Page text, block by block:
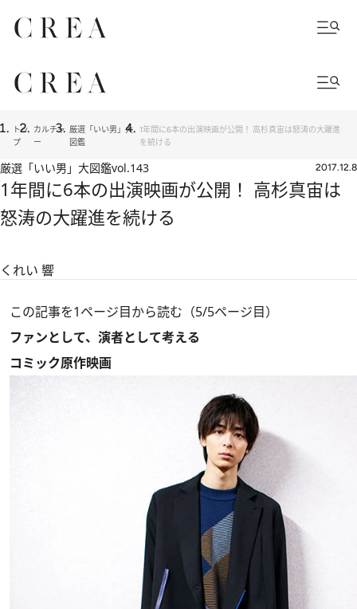
トッ
プ
カルチャ
ー
厳選「いい男」大
図鑑
1年間に6本の出演映画が公開！ 高杉真宙は怒涛の大躍進
を続ける
厳選「いい男」大図鑑vol.143 2017.12.8
1年間に6本の出演映画が公開！ 高杉真宙は
怒涛の大躍進を続ける
くれい 響
この記事を1ページ目から読む（5/5ページ目）
ファンとして、演者として考える
コミック原作映画